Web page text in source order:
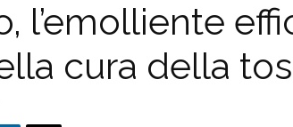
l’emolliente
cura della